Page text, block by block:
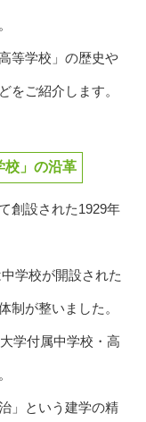
等学校」の歴史や
をご紹介します。
校」の沿革
創設された1929年
学校が開設された
制が整いました。
学付属中学校・高
」という建学の精